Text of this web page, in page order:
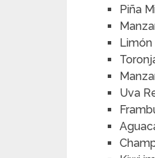
Piña
Limón
Uva